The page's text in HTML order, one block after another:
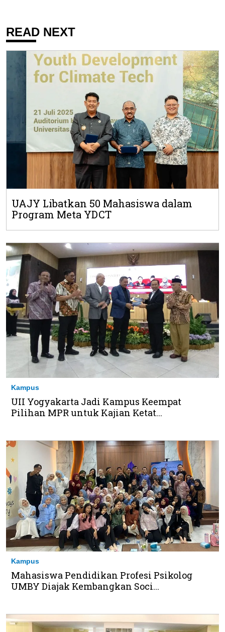
READ NEXT
UAJY Libatkan 50 Mahasiswa dalam
Program Meta YDCT
Kampus
UII Yogyakarta Jadi Kampus Keempat
Pilihan MPR untuk Kajian Ketat...
Kampus
Mahasiswa Pendidikan Profesi Psikolog
UMBY Diajak Kembangkan Soci...